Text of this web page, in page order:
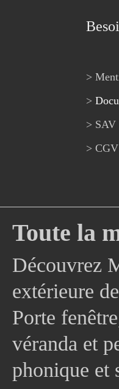
>
>
> SAV
> CGV
Toute la
Découvrez
extérieure
Porte
véranda et
phonique et